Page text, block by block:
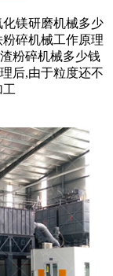
镁研磨机械多少
碎机械工作原理
粉碎机械多少钱
后,由于粒度还不
工